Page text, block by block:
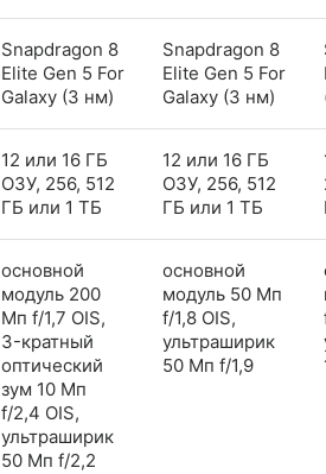
Snapdragon 8
Elite Gen 5 For
Galaxy (3 нм)
Snapdragon 8
Elite Gen 5 For
Galaxy (3 нм)
12 или 16 ГБ
ОЗУ, 256, 512
ГБ или 1 ТБ
12 или 16 ГБ
ОЗУ, 256, 512
ГБ или 1 ТБ
основной
модуль 200
Мп f/1,7 OIS,
3-кратный
оптический
зум 10 Мп
f/2,4 OIS,
ультраширик
50 Мп f/2,2
основной
модуль 50 Мп
f/1,8 OIS,
ультраширик
50 Мп f/1,9